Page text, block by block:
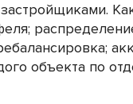
объекта по